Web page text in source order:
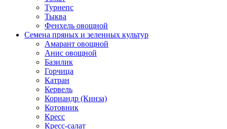
Турнепс
Тыква
Фенхель овощной
Семена пряных и зеленных культур
Амарант овощной
Анис овощной
Базилик
Горчица
Катран
Кервель
Кориандр (Кинза)
Котовник
Кресс
Кресс-салат